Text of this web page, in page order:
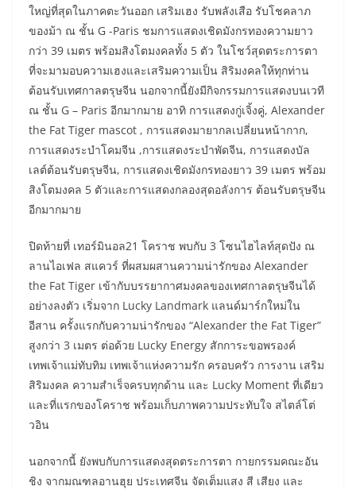
ใหญ่ที่สุดในภาคตะวันออก เสริมเฮง รับพลังเสือ รับโชคลาภ
ของม้า ณ ชั้น G -Paris ชมการแสดงเชิดมังกรทองความยาว
กว่า 39 เมตร พร้อมสิงโตมงคลทั้ง 5 ตัว ในโชว์สุดตระการตา
ที่จะมามอบความเฮงและเสริมความเป็น สิริมงคลให้ทุกท่าน
ต้อนรับเทศกาลตรุษจีน นอกจากนี้ยังมีกิจกรรมการแสดงบนเวที
ณ ชั้น G – Paris อีกมากมาย อาทิ การแสดงกู่เจิ้งคู่, Alexander
the Fat Tiger mascot , การแสดงมายากลเปลี่ยนหน้ากาก,
การแสดงระบำโคมจีน ,การแสดงระบำพัดจีน, การแสดงบัล
เลต์ต้อนรับตรุษจีน, การแสดงเชิดมังกรทองยาว 39 เมตร พร้อม
สิงโตมงคล 5 ตัวและการแสดงกลองสุดอลังการ ต้อนรับตรุษจีน
อีกมากมาย
ปิดท้ายที่ เทอร์มินอล21 โคราช พบกับ 3 โซนไฮไลท์สุดปัง ณ
ลานไอเฟล สแควร์ ที่ผสมผสานความน่ารักของ Alexander
the Fat Tiger เข้ากับบรรยากาศมงคลของเทศกาลตรุษจีนได้
อย่างลงตัว เริ่มจาก Lucky Landmark แลนด์มาร์กใหม่ใน
อีสาน ครั้งแรกกับความน่ารักของ “Alexander the Fat Tiger”
สูงกว่า 3 เมตร ต่อด้วย Lucky Energy สักการะขอพรองค์
เทพเจ้าแม่ทับทิม เทพเจ้าแห่งความรัก ครอบครัว การงาน เสริม
สิริมงคล ความสำเร็จครบทุกด้าน และ Lucky Moment ที่เดียว
และที่แรกของโคราช พร้อมเก็บภาพความประทับใจ สไตล์โต่
วอิน
นอกจากนี้ ยังพบกับการแสดงสุดตระการตา กายกรรมคณะอัน
ชิง จากมณฑลอานฮุย ประเทศจีน จัดเต็มแสง สี เสียง และ